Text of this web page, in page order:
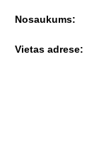
Nosaukums:
Vietas adrese: